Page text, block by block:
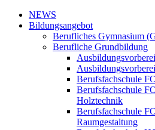
NEWS
Bildungsangebot
Berufliches Gymnasium
Berufliche Grundbildung
Berufsfachschule
Berufsfachschule
Holztechnik
Berufsfachschule
Raumgestaltung